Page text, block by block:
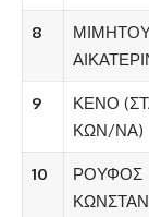
8
9
ΚΕΝΟ
ΚΩΝ/ΝΑ)
10
ΡΟΥΦΟΣ